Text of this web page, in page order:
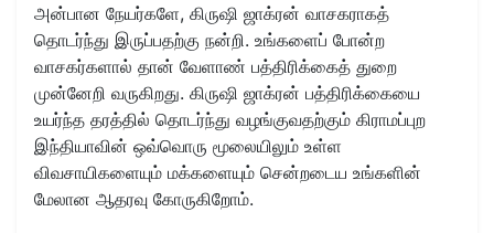
அன்பான நேயர்களே, கிருஷி ஜாக்ரன் வாசகராகத்
தொடர்ந்து இருப்பதற்கு நன்றி. உங்களைப் போன்ற
வாசகர்களால் தான் வேளாண் பத்திரிக்கைத் துறை
முன்னேறி வருகிறது. கிருஷி ஜாக்ரன் பத்திரிக்கையை
உயர்ந்த தரத்தில் தொடர்ந்து வழங்குவதற்கும் கிராமப்புற
இந்தியாவின் ஒவ்வொரு மூலையிலும் உள்ள
விவசாயிகளையும் மக்களையும் சென்றடைய உங்களின்
மேலான ஆதரவு கோருகிறோம்.